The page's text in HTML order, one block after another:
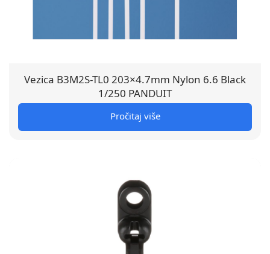
Vezica B3M2S-TL0 203×4.7mm Nylon 6.6 Black
1/250 PANDUIT
Pročitaj više